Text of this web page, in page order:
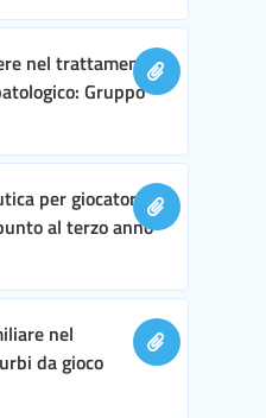
nel trattamento
Gruppo
per giocatori
al terzo anno
nel
da gioco